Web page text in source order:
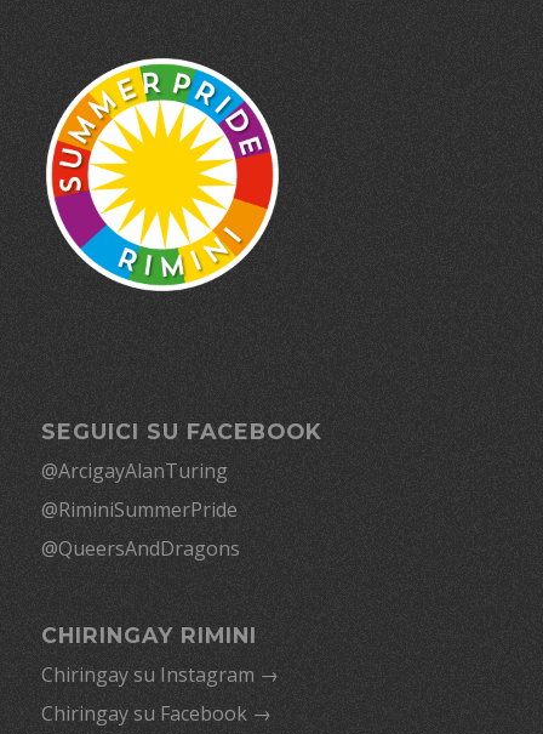
SEGUICI SU FACEBOOK
@ArcigayAlanTuring
@RiminiSummerPride
@QueersAndDragons
CHIRINGAY RIMINI
Chiringay su Instagram →
Chiringay su Facebook →